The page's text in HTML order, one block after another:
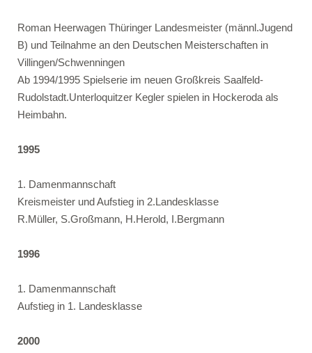
Roman Heerwagen Thüringer Landesmeister (männl.Jugend
B) und Teilnahme an den Deutschen Meisterschaften in
Villingen/Schwenningen
Ab 1994/1995 Spielserie im neuen Großkreis Saalfeld-
Rudolstadt.Unterloquitzer Kegler spielen in Hockeroda als
Heimbahn.
1995
1. Damenmannschaft
Kreismeister und Aufstieg in 2.Landesklasse
R.Müller, S.Großmann, H.Herold, I.Bergmann
1996
1. Damenmannschaft
Aufstieg in 1. Landesklasse
2000